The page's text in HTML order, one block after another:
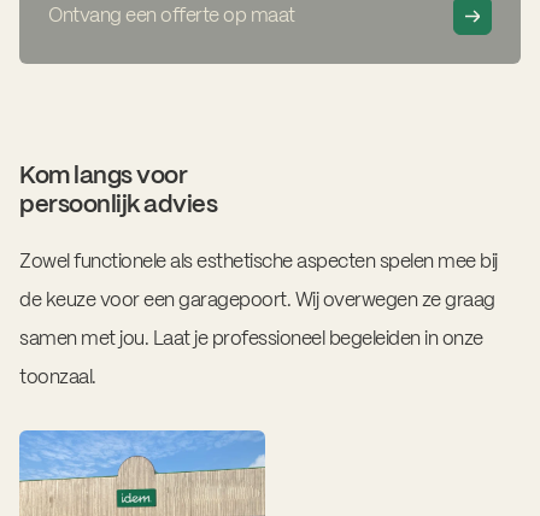
Ontvang een offerte op maat
Kom langs voor
persoonlijk advies
Zowel functionele als esthetische aspecten spelen mee bij
de keuze voor een garagepoort. Wij overwegen ze graag
samen met jou. Laat je professioneel begeleiden in onze
toonzaal.